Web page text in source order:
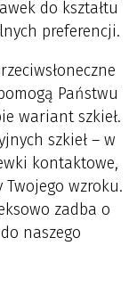
do kształtu
preferencji.
Państwu
wariant szkieł.
szkieł – w
kontaktowe,
wzroku.
zadba o
naszego